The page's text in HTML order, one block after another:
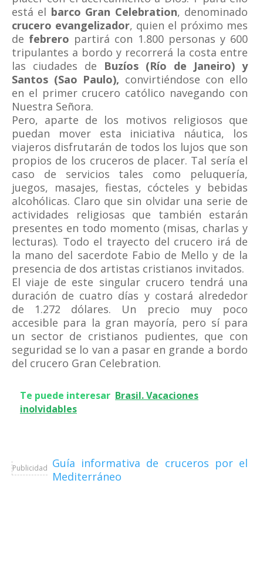
está el barco Gran Celebration, denominado
crucero evangelizador, quien el próximo mes
de febrero partirá con 1.800 personas y 600
tripulantes a bordo y recorrerá la costa entre
las ciudades de Buzíos (Río de Janeiro) y
Santos (Sao Paulo), convirtiéndose con ello
en el primer crucero católico navegando con
Nuestra Señora.
Pero, aparte de los motivos religiosos que
puedan mover esta iniciativa náutica, los
viajeros disfrutarán de todos los lujos que son
propios de los cruceros de placer. Tal sería el
caso de servicios tales como peluquería,
juegos, masajes, fiestas, cócteles y bebidas
alcohólicas. Claro que sin olvidar una serie de
actividades religiosas que también estarán
presentes en todo momento (misas, charlas y
lecturas). Todo el trayecto del crucero irá de
la mano del sacerdote Fabio de Mello y de la
presencia de dos artistas cristianos invitados.
El viaje de este singular crucero tendrá una
duración de cuatro días y costará alrededor
de 1.272 dólares. Un precio muy poco
accesible para la gran mayoría, pero sí para
un sector de cristianos pudientes, que con
seguridad se lo van a pasar en grande a bordo
del crucero Gran Celebration.
Te puede interesar Brasil. Vacaciones
inolvidables
Publicidad Guía informativa de cruceros por el
Mediterráneo